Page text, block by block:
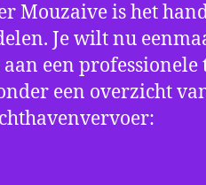
Mouzaive is het
Je wilt nu
een
een overzicht